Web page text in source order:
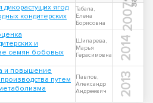
ягод
кондитерских
Табала,
Елена
Борисовна
2007
и
семян бобовых
Шипарева,
Марья
Герасимовна
2014
и повышение
путем
Павлов,
Александр
Андреевич
2013